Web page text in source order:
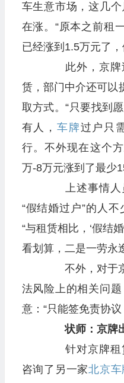
车生意市场，这几
在涨。“原本之前租
已经涨到1.5万元了
此外，京牌
赁，部门中介还可以
取方式。“只要找到
有人， 车牌过户只
行。不外现在这个
万-8万元涨到了最少
上述事情人
“假结婚过户”的人不
“与租赁相比，‘假结
看划算，二是一劳永
不外，对于京
法风险上的相关问
意：“只能签免责协
状师：京牌
针对京牌租
咨询了另一家北京